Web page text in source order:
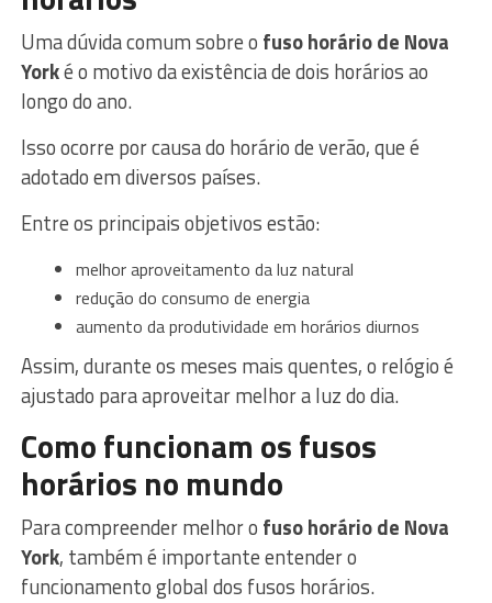
Uma dúvida comum sobre o fuso horário de Nova
Yorké o motivo da existência de dois horários ao
longo do ano.
Isso ocorre por causa do horário de verão, que é
adotado em diversos países.
Entre os principais objetivos estão:
melhor aproveitamento da luz natural
redução do consumo de energia
aumento da produtividade em horários diurnos
Assim, durante os meses mais quentes, o relógio é
ajustado para aproveitar melhor a luz do dia.
Como funcionam os fusos
horários no mundo
Para compreender melhor o fuso horário de Nova
York, também é importante entender o
funcionamento global dos fusos horários.